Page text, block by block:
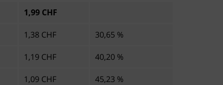
1,99 CHF
1,38 CHF 30,65 %
1,19 CHF 40,20 %
1,09 CHF 45,23 %